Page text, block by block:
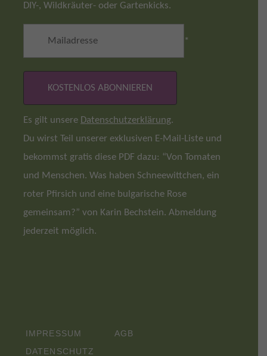
DIY-, Wildkräuter- oder Gartenkicks.
*
Es gilt unsere Datenschutzerklärung.
Du wirst Teil unserer exklusiven E-Mail-Liste und
bekommst gratis diese PDF dazu: “Von Tomaten
und Menschen. Was haben Schneewittchen, ein
roter Pfirsich und eine bulgarische Rose
gemeinsam?” von Karin Bechstein. Abmeldung
jederzeit möglich.
IMPRESSUM
AGB
DATENSCHUTZ